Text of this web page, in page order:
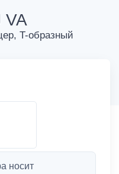
VA
T-образный
носит